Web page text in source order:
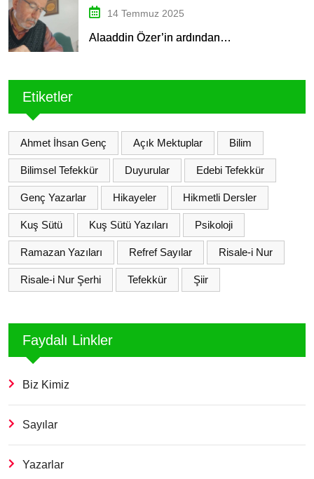
14 Temmuz 2025
Alaaddin Özer’in ardından…
Etiketler
Ahmet İhsan Genç Açık Mektuplar Bilim
Bilimsel Tefekkür Duyurular Edebi Tefekkür
Genç Yazarlar Hikayeler Hikmetli Dersler
Kuş Sütü Kuş Sütü Yazıları Psikoloji
Ramazan Yazıları Refref Sayılar Risale-i Nur
Risale-i Nur Şerhi Tefekkür Şiir
Faydalı Linkler
Biz Kimiz
Sayılar
Yazarlar